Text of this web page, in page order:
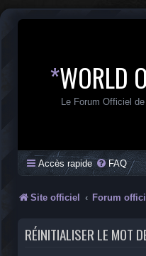
*WORLD
Le Forum Officiel
Accès rapide FAQ
Site officiel Forum
RÉINITIALISER LE MOT